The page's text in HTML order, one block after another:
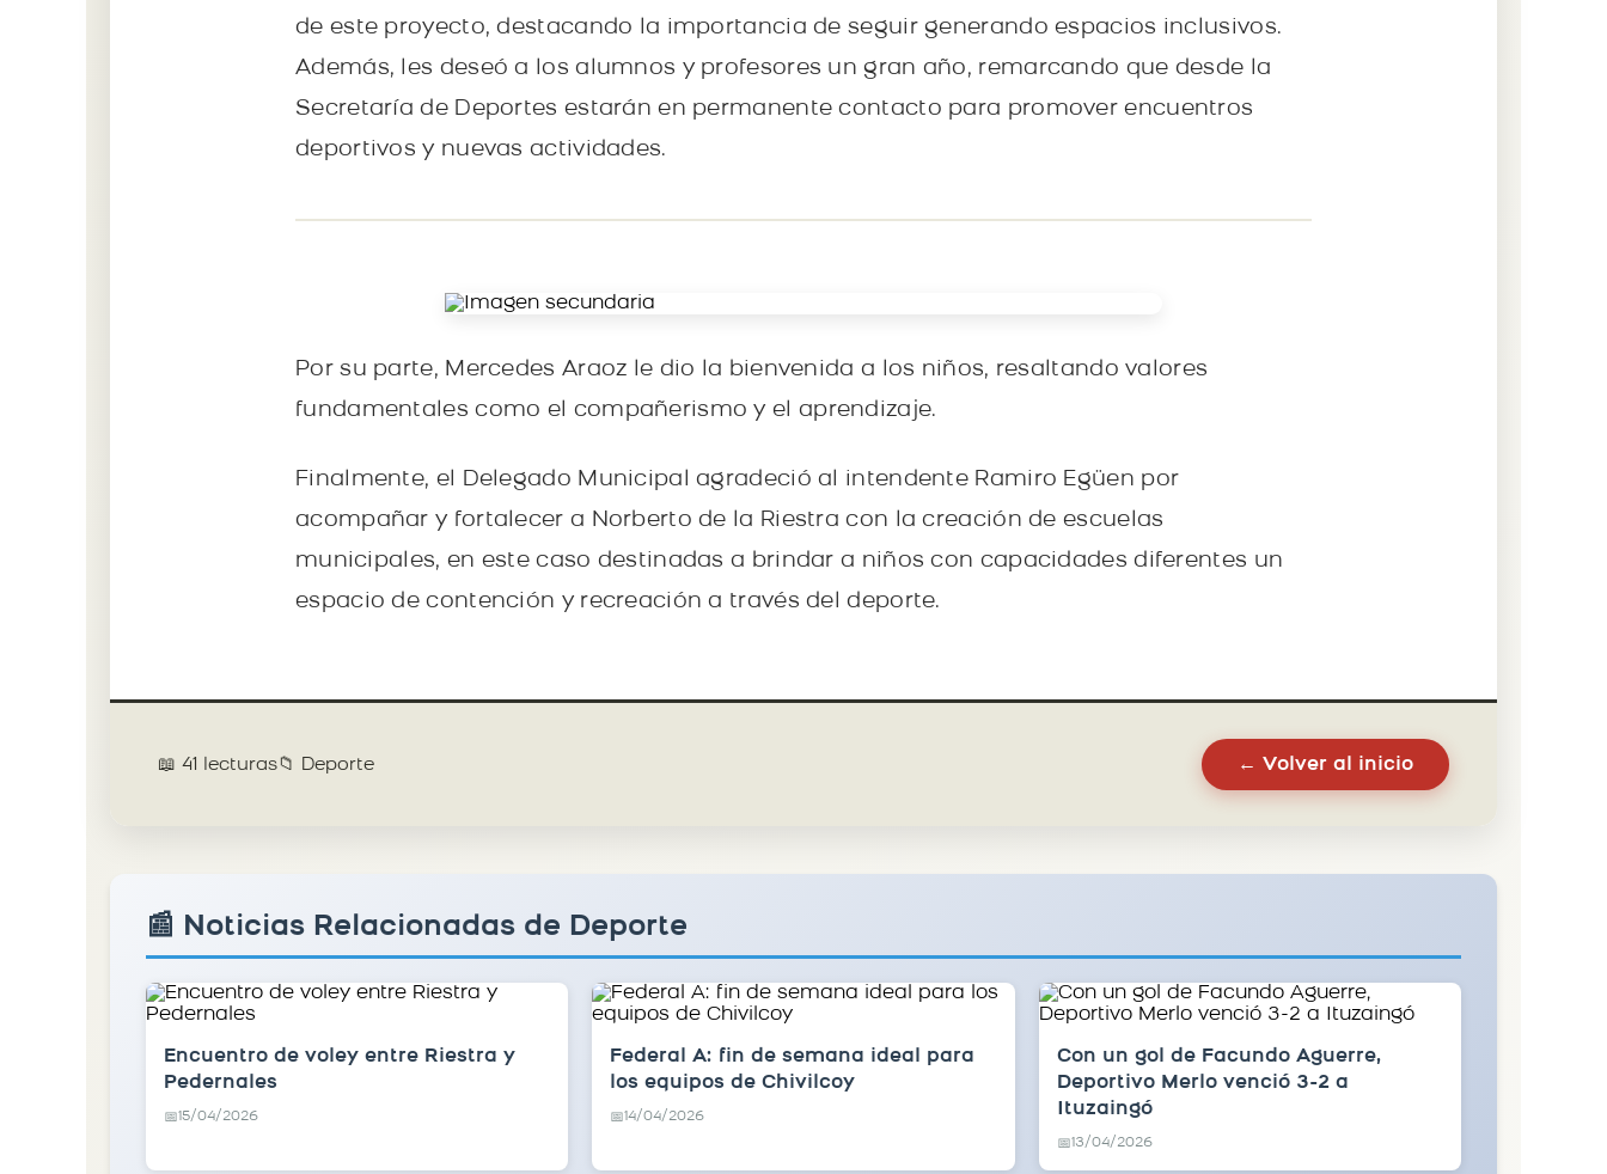
de este proyecto, destacando la importancia de seguir generando espacios inclusivos.
Además, les deseó a los alumnos y profesores un gran año, remarcando que desde la
Secretaría de Deportes estarán en permanente contacto para promover encuentros
deportivos y nuevas actividades.
Por su parte, Mercedes Araoz le dio la bienvenida a los niños, resaltando valores
fundamentales como el compañerismo y el aprendizaje.
Finalmente, el Delegado Municipal agradeció al intendente Ramiro Egüen por
acompañar y fortalecer a Norberto de la Riestra con la creación de escuelas
municipales, en este caso destinadas a brindar a niños con capacidades diferentes un
espacio de contención y recreación a través del deporte.
📖 41 lecturas📁 Deporte ← Volver al inicio
📰 Noticias Relacionadas de Deporte
Encuentro de voley entre Riestra y
Pedernales
📅15/04/2026
Federal A: fin de semana ideal para
los equipos de Chivilcoy
📅14/04/2026
Con un gol de Facundo Aguerre,
Deportivo Merlo venció 3-2 a
Ituzaingó
📅13/04/2026